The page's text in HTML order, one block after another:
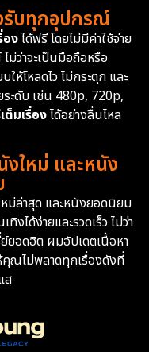
16
61
219
366
332
9
รับทุกอุปกรณ์
องได้ฟรี โดยไม่มีค่าใช้จ่าย
ว่าจะเป็นมือถือหรือ
ห้โหลดไว ไม่กระตุก และ
ระดับ เช่น 480p, 720p,
ต็มเรื่องได้อย่างลื่นไหล
งใหม่ และหนัง
ม่ล่าสุด และหนังยอดนิยม
งได้ง่ายและรวดเร็ว ไม่ว่า
ยอดฮิต ผมอัปเดตเนื้อหา
คุณไม่พลาดทุกเรื่องดังที่
ส